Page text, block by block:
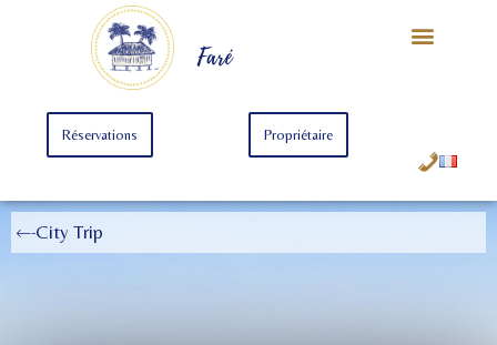
Faré
Réservations Propriétaire
City Trip